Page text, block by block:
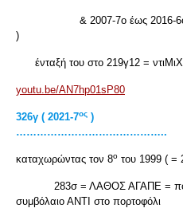
& 2007-7ο έως 2016-6ο (
)
ένταξή του στο 219γ12 =
youtu.be/AN7hp01sP80
326γ ( 2021-7ος )
……………………………………..
καταχωρώντας τον 8ο του 1999 ( =
283σ = ΛΑΘΟΣ ΑΓΑΠΕ =
συμβόλαιο ΑΝΤΙ στο πορτοφόλι